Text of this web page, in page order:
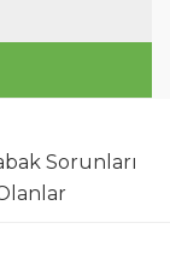
Sorunları